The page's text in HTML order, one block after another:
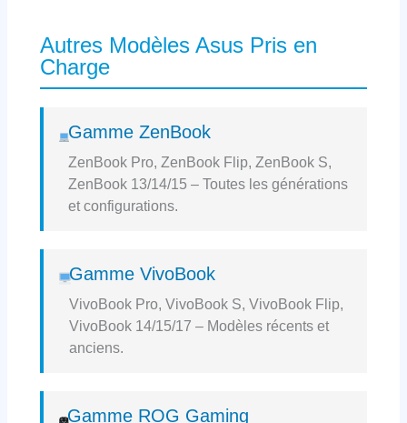
Autres Modèles Asus Pris en
Charge
Gamme ZenBook
ZenBook Pro, ZenBook Flip, ZenBook S,
ZenBook 13/14/15 – Toutes les générations
et configurations.
Gamme VivoBook
VivoBook Pro, VivoBook S, VivoBook Flip,
VivoBook 14/15/17 – Modèles récents et
anciens.
Gamme ROG Gaming